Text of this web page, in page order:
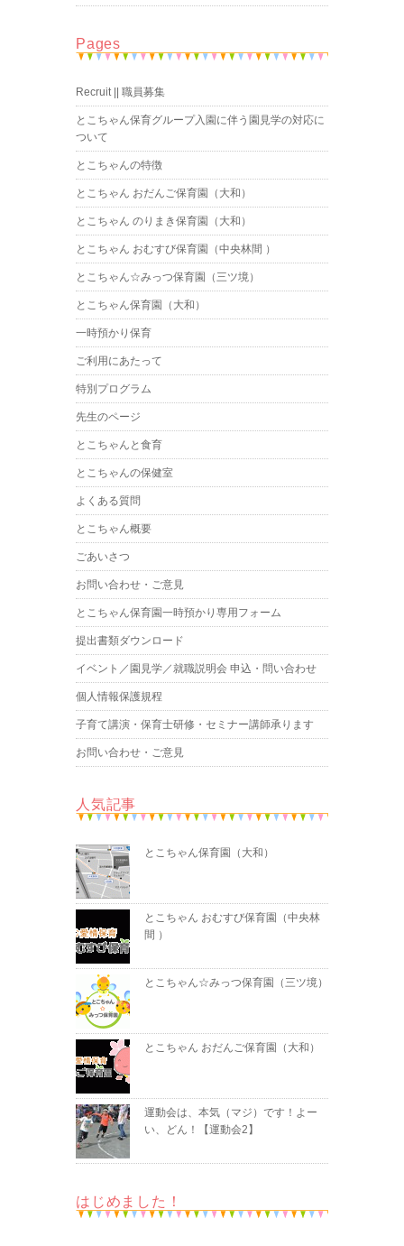
Pages
Recruit || 職員募集
とこちゃん保育グループ入園に伴う園見学の対応に
ついて
とこちゃんの特徴
とこちゃん おだんご保育園（大和）
とこちゃん のりまき保育園（大和）
とこちゃん おむすび保育園（中央林間 ）
とこちゃん☆みっつ保育園（三ツ境）
とこちゃん保育園（大和）
一時預かり保育
ご利用にあたって
特別プログラム
先生のページ
とこちゃんと食育
とこちゃんの保健室
よくある質問
とこちゃん概要
ごあいさつ
お問い合わせ・ご意見
とこちゃん保育園一時預かり専用フォーム
提出書類ダウンロード
イベント／園見学／就職説明会 申込・問い合わせ
個人情報保護規程
子育て講演・保育士研修・セミナー講師承ります
お問い合わせ・ご意見
人気記事
とこちゃん保育園（大和）
とこちゃん おむすび保育園（中央林
間 ）
とこちゃん☆みっつ保育園（三ツ境）
とこちゃん おだんご保育園（大和）
運動会は、本気（マジ）です！よー
い、どん！【運動会2】
はじめました！